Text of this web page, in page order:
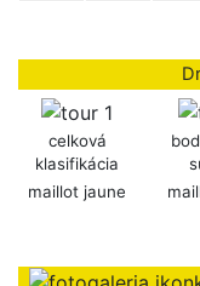
celková
klasifikácia
maillot jaune